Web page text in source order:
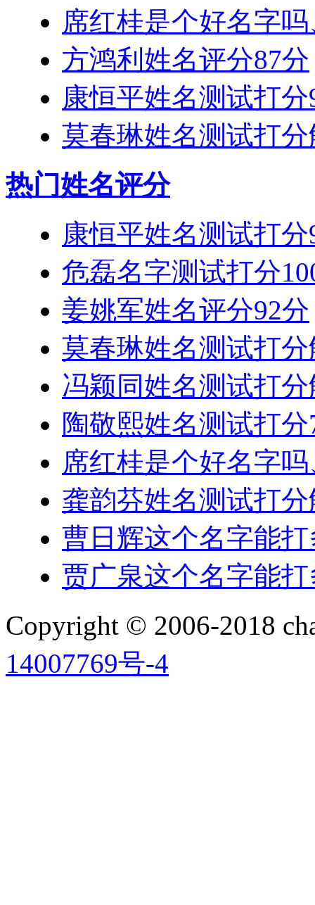
席红桂是个好名字
方鸿利姓名评分87分
康恒平姓名测试打分
莫春琳姓名测试打
热门姓名评分
康恒平姓名测试打分
危磊名字测试打分
姜姚军姓名评分92分
莫春琳姓名测试打
冯颖同姓名测试打
陶敬熙姓名测试打分
席红桂是个好名字
龚韵芬姓名测试打
曹日辉这个名字能
贾广泉这个名字能
Copyright © 2006-2018
14007769号-4